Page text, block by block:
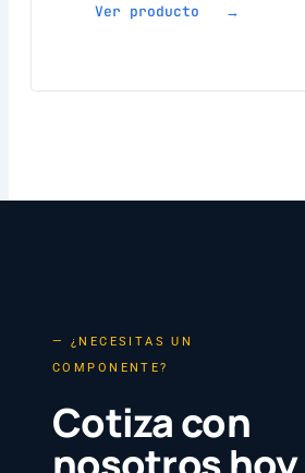
Ver producto →
— ¿NECESITAS UN
COMPONENTE?
Cotiza con